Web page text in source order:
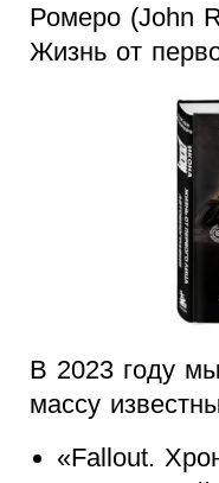
Ромеро (John
Жизнь от
В 2023 году
массу
«Fallout.